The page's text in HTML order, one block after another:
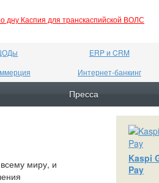
дну Каспия для транскаспийской ВОЛС
ERP и CRM
Интернет-банкинг
Пресса
миру, и
Kaspi
Pay